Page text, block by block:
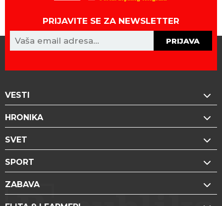
PRIJAVITE SE ZA NEWSLETTER
PRIJAVA
VESTI
HRONIKA
SVET
SPORT
ZABAVA